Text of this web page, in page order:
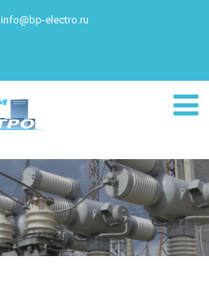
info@bp-electro.ru